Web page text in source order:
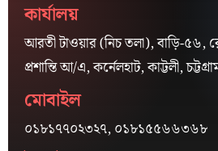
কার্যালয়
আরতী টাওয়ার (নিচ তলা), বাড়ি-৫৬,
প্রশান্তি আ/এ, কর্নেলহাট, কাট্টলী,
মোবাইল
০১৮১৭৭০২৩২৭, ০১৮১৫৫৬৬৩৬৮